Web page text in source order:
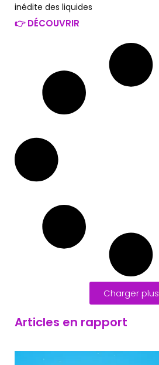
inédite des liquides
👉 DÉCOUVRIR
Charger plus
Articles en rapport